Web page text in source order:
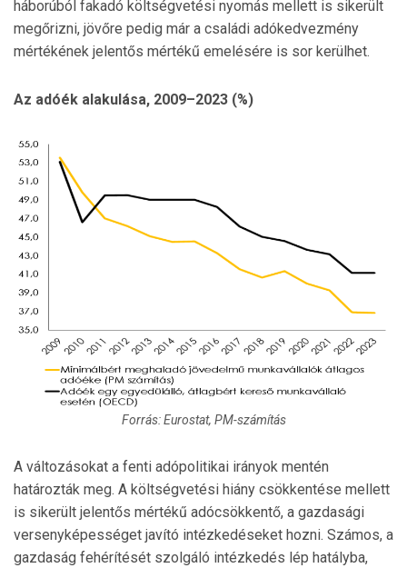
háborúból fakadó költségvetési nyomás mellett is sikerült
megőrizni, jövőre pedig már a családi adókedvezmény
mértékének jelentős mértékű emelésére is sor kerülhet.
Az adóék alakulása, 2009–2023 (%)
Forrás: Eurostat, PM-számítás
A változásokat a fenti adópolitikai irányok mentén
határozták meg. A költségvetési hiány csökkentése mellett
is sikerült jelentős mértékű adócsökkentő, a gazdasági
versenyképességet javító intézkedéseket hozni. Számos, a
gazdaság fehérítését szolgáló intézkedés lép hatályba,